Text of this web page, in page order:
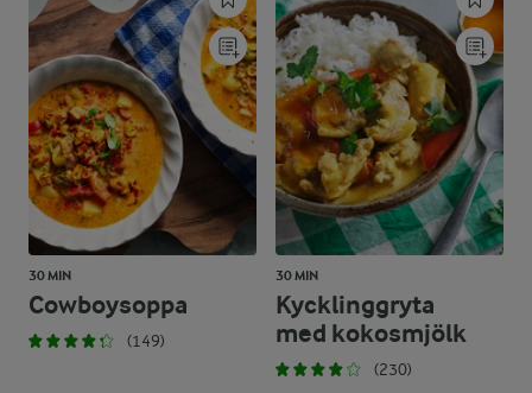
30 MIN
Cowboysoppa
(149)
30 MIN
Kycklinggryta
med kokosmjölk
(230)